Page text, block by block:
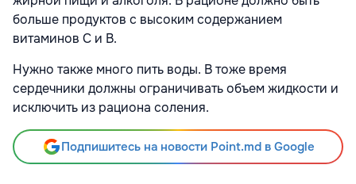
больше продуктов с высоким содержанием
витаминов С и В.
Нужно также много пить воды. В тоже время
сердечники должны ограничивать объем жидкости и
исключить из рациона соления.
Подпишитесь на новости Point.md в Google